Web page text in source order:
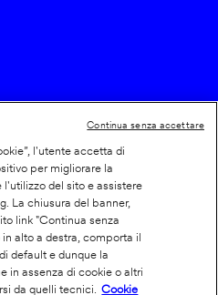
l'utente accetta di
per migliorare la
l'utilizzo del sito e assistere
La chiusura del banner,
link "Continua senza
alto a destra, comporta il
default e dunque la
in assenza di cookie o altri
da quelli tecnici.
Cookie
Continua senza accettare